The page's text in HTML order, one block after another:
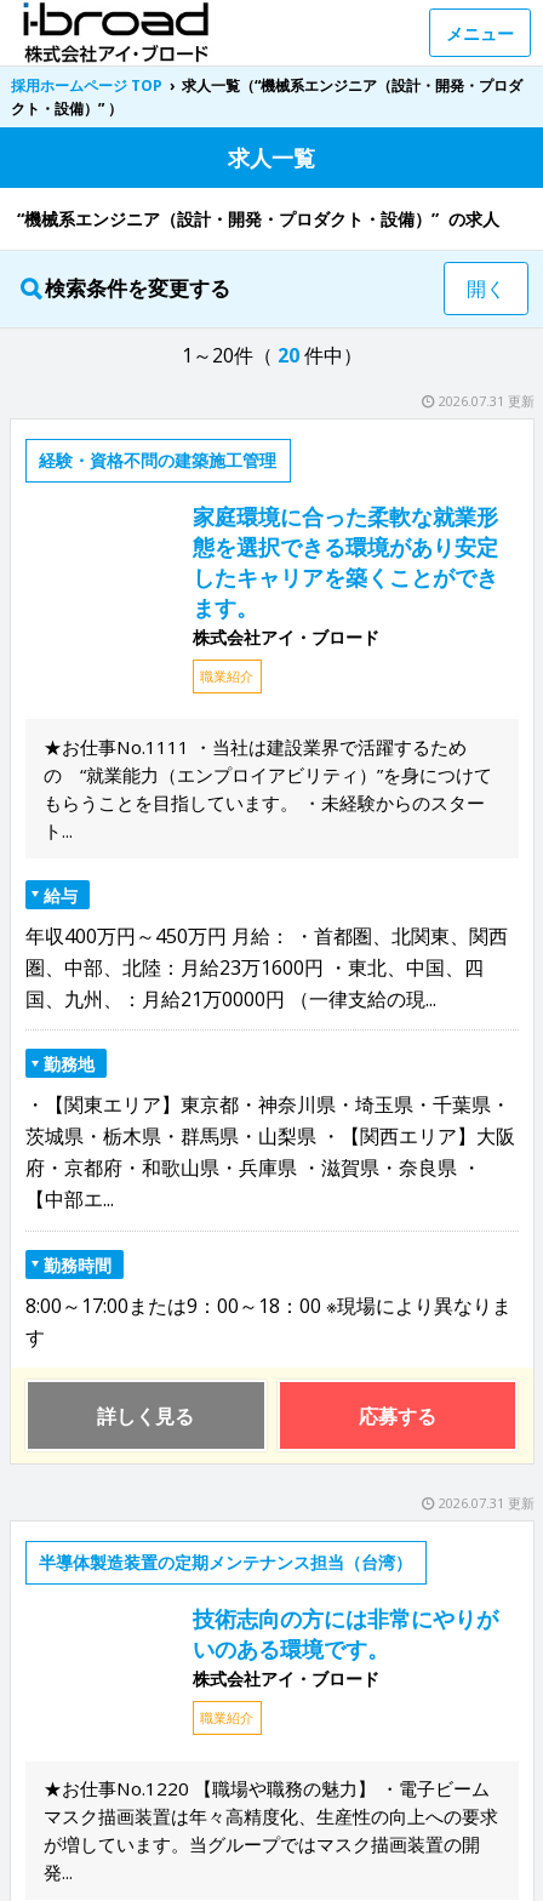
メニュー
採用ホームページ TOP › 求人一覧（“機械系エンジニア（設計・開発・プロダ
クト・設備）” ）
求人一覧
“機械系エンジニア（設計・開発・プロダクト・設備）” の求人
検索条件を変更する 開く
1～20件（ 20 件中）
2026.07.31 更新
経験・資格不問の建築施工管理
家庭環境に合った柔軟な就業形
態を選択できる環境があり安定
したキャリアを築くことができ
ます。
株式会社アイ・ブロード
職業紹介
★お仕事No.1111 ・当社は建設業界で活躍するため
の “就業能力（エンプロイアビリティ）”を身につけて
もらうことを目指しています。 ・未経験からのスター
ト...
給与
年収400万円～450万円 月給： ・首都圏、北関東、関西
圏、中部、北陸：月給23万1600円 ・東北、中国、四
国、九州、：月給21万0000円 （一律支給の現...
勤務地
・【関東エリア】東京都・神奈川県・埼玉県・千葉県・
茨城県・栃木県・群馬県・山梨県 ・【関西エリア】大阪
府・京都府・和歌山県・兵庫県 ・滋賀県・奈良県 ・
【中部エ...
勤務時間
8:00～17:00または9：00～18：00 ※現場により異なりま
す
詳しく見る 応募する
2026.07.31 更新
半導体製造装置の定期メンテナンス担当（台湾）
技術志向の方には非常にやりが
いのある環境です。
株式会社アイ・ブロード
職業紹介
★お仕事No.1220 【職場や職務の魅力】 ・電子ビーム
マスク描画装置は年々高精度化、生産性の向上への要求
が増しています。当グループではマスク描画装置の開
発...